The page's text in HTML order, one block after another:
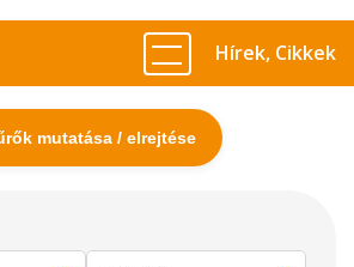
Hírek, Cikkek
mutatása / elrejtése